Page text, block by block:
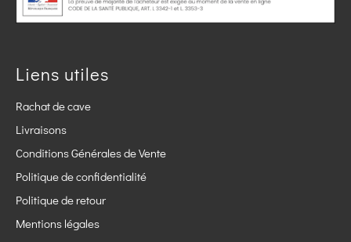
Liens utiles
Rachat de cave
Livraisons
Conditions Générales de Vente
Politique de confidentialité
Politique de retour
Mentions légales